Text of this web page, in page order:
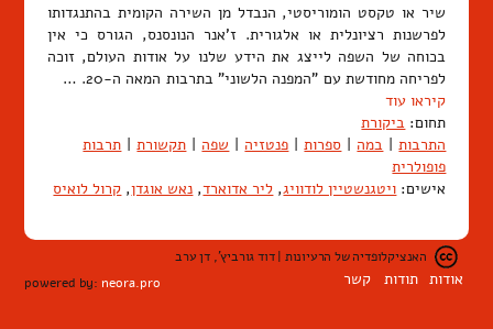
שיר או טקסט הומוריסטי, הנבדל מן השירה הקומית בהתנגדותו
לפרשנות רציונלית או אלגורית. ז'אנר הנונסנס, הגורס כי אין
בכוחה של השפה לייצג את הידע שלנו על אודות העולם, זוכה
לפריחה מחודשת עם "המפנה הלשוני" בתרבות המאה ה-20. …
קיראו עוד
תחום: ביקורת
התרבות | במה | ספרות | פנטזיה | שפה | תקשורת | תרבות
פופולרית
אישים: ויטגנשטיין לודוויג, ליר אדוארד, נאש אוגדן, קרול לואיס
האנציקלופדיה של הרעיונות | דוד גורביץ', דן ערב
אודות תודות קשר powered by:neora.pro